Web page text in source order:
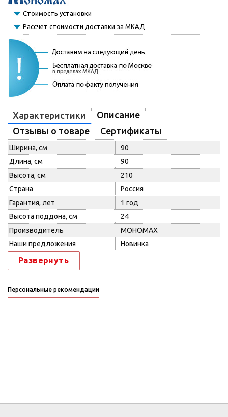
Стоимость установки
Рассчет стоимости доставки за МКАД
Характеристики
Описание
Отзывы о товаре
Сертификаты
Ширина, см
90
Длина, см
90
Высота, см
210
Страна
Россия
Гарантия, лет
1 год
Высота поддона, см
24
Производитель
МОНОМАХ
Наши предложения
Новинка
Развернуть
Персональные рекомендации